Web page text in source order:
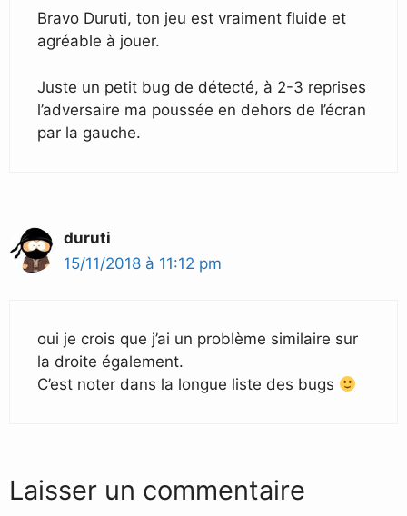
Bravo Duruti, ton jeu est vraiment fluide et
agréable à jouer.
Juste un petit bug de détecté, à 2-3 reprises
l’adversaire ma poussée en dehors de l’écran
par la gauche.
duruti
15/11/2018 à 11:12 pm
oui je crois que j’ai un problème similaire sur
la droite également.
C’est noter dans la longue liste des bugs
Laisser un commentaire